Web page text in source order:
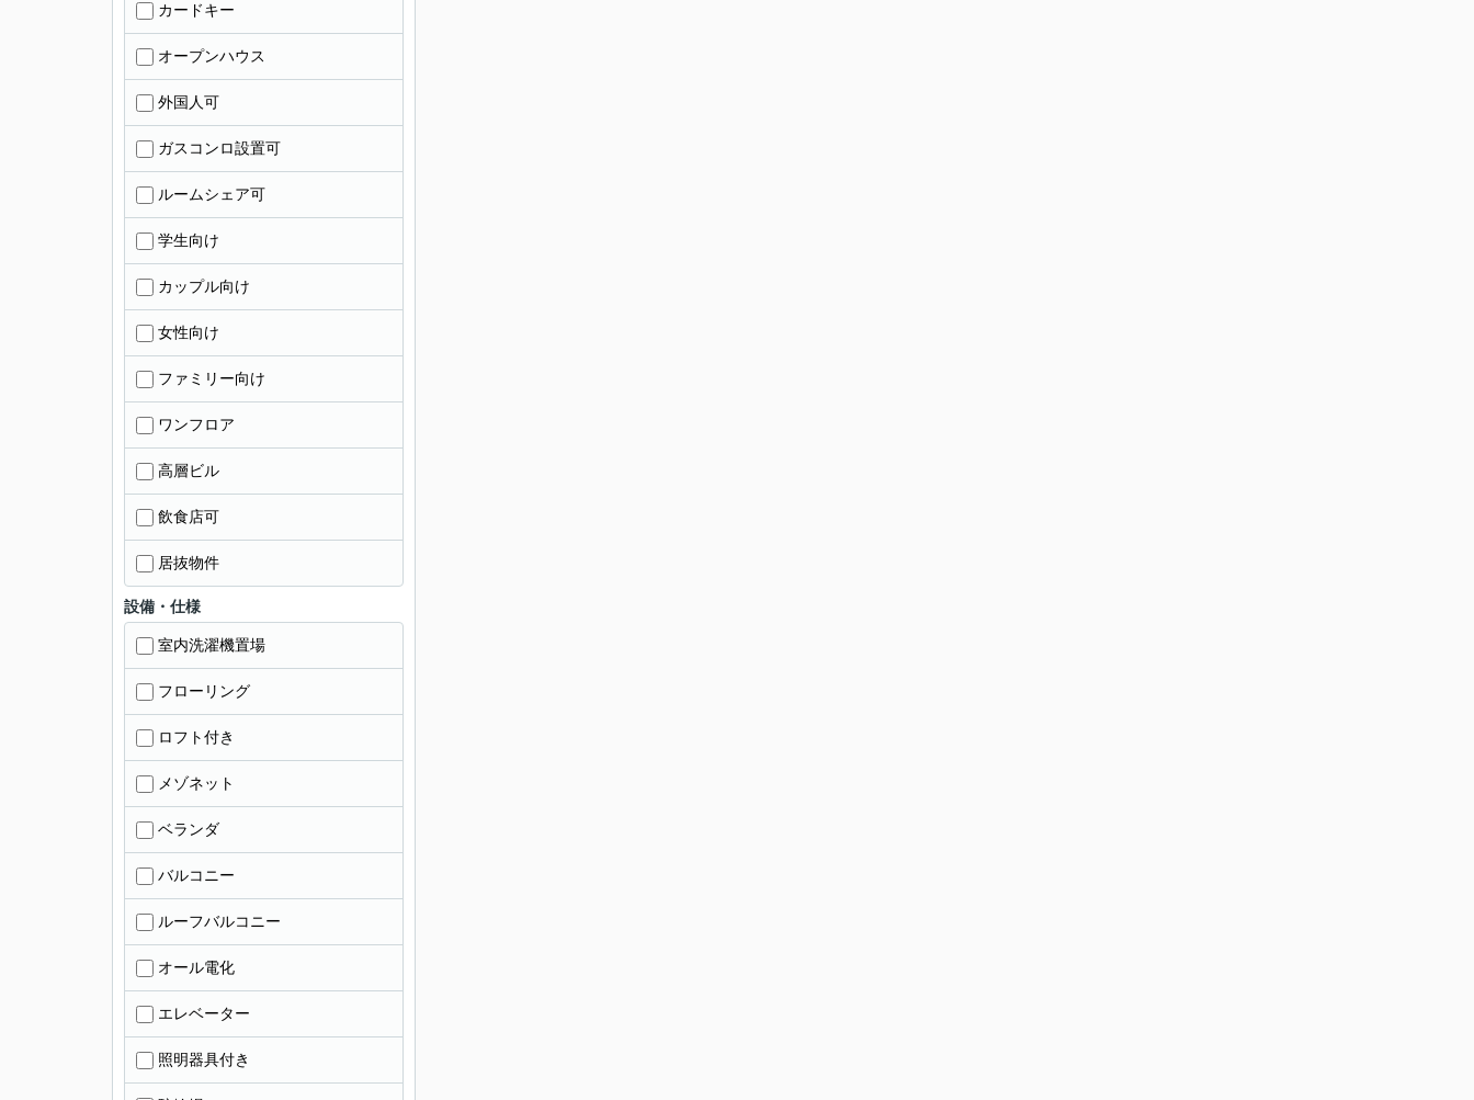
カードキー
オープンハウス
外国人可
ガスコンロ設置可
ルームシェア可
学生向け
カップル向け
女性向け
ファミリー向け
ワンフロア
高層ビル
飲食店可
居抜物件
設備・仕様
室内洗濯機置場
フローリング
ロフト付き
メゾネット
ベランダ
バルコニー
ルーフバルコニー
オール電化
エレベーター
照明器具付き